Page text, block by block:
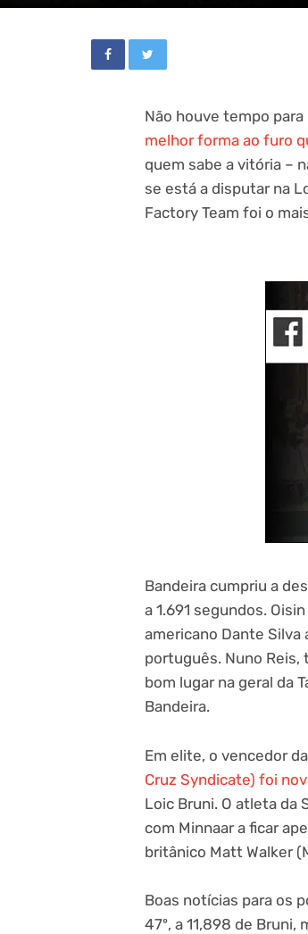
Não houve tempo
melhor forma ao furo
quem sabe a vitória –
se está a disputar na
Factory Team foi o
Bandeira cumpriu a
a 1.691 segundos.
americano Dante Silva
português. Nuno Reis,
bom lugar na geral da
Bandeira.
Em elite, o vencedor
Cruz Syndicate) foi
Loic Bruni. O atleta da
com Minnaar a ficar
britânico Matt Walker
Boas notícias para os
47º, a 11,898 de